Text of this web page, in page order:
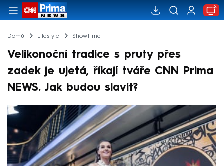
Domů Lifestyle ShowTime
Velikonoční tradice s pruty přes
zadek je ujetá, říkají tváře CNN Prima
NEWS. Jak budou slavit?